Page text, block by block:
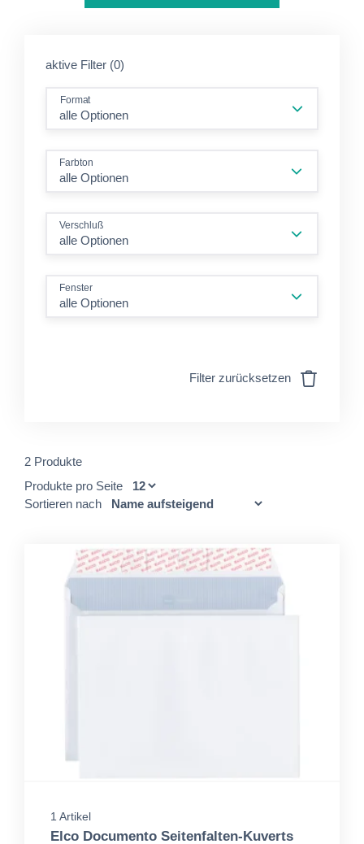
aktive Filter (0)
Format
Farbton
alle Optionen
Verschluß
alle Optionen
Fenster
alle Optionen
Filter zurücksetzen
2 Produkte
Produkte pro Seite
Sortieren nach
1 Artikel
Elco Documento Seitenfalten-Kuverts